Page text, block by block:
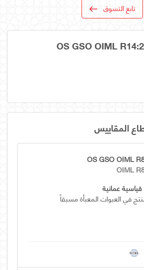
تابع التسوق
المقاييس
OS GSO OIML
OIML
عمانية
في العبوات المعبأة مسبقاً